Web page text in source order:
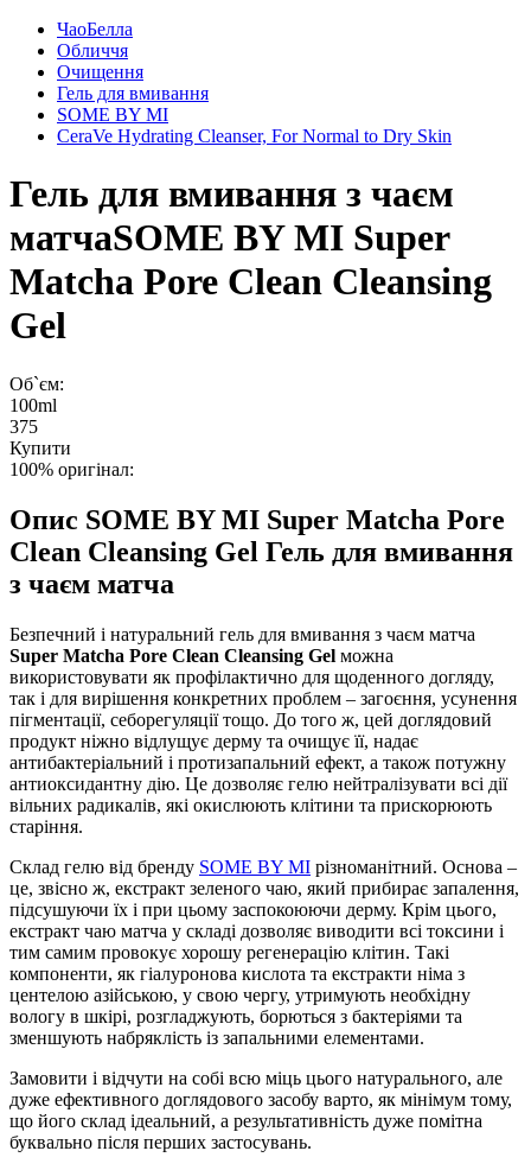
ЧаоБелла
Обличчя
Очищення
Гель для вмивання
SOME BY MI
CeraVe Hydrating Cleanser, For Normal to Dry Skin
Гель для вмивання з чаєм
матчаSOME BY MI Super
Matcha Pore Clean Cleansing
Gel
Об`єм:
100ml
375
Купити
100% оригінал:
Опис SOME BY MI Super Matcha Pore
Clean Cleansing Gel Гель для вмивання
з чаєм матча
Безпечний і натуральний гель для вмивання з чаєм матча
Super Matcha Pore Clean Cleansing Gel можна
використовувати як профілактично для щоденного догляду,
так і для вирішення конкретних проблем – загоєння, усунення
пігментації, себорегуляції тощо. До того ж, цей доглядовий
продукт ніжно відлущує дерму та очищує її, надає
антибактеріальний і протизапальний ефект, а також потужну
антиоксидантну дію. Це дозволяє гелю нейтралізувати всі дії
вільних радикалів, які окислюють клітини та прискорюють
старіння.
Склад гелю від бренду SOME BY MI різноманітний. Основа –
це, звісно ж, екстракт зеленого чаю, який прибирає запалення,
підсушуючи їх і при цьому заспокоюючи дерму. Крім цього,
екстракт чаю матча у складі дозволяє виводити всі токсини і
тим самим провокує хорошу регенерацію клітин. Такі
компоненти, як гіалуронова кислота та екстракти німа з
центелою азійською, у свою чергу, утримують необхідну
вологу в шкірі, розгладжують, борються з бактеріями та
зменшують набряклість із запальними елементами.
Замовити і відчути на собі всю міць цього натурального, але
дуже ефективного доглядового засобу варто, як мінімум тому,
що його склад ідеальний, а результативність дуже помітна
буквально після перших застосувань.